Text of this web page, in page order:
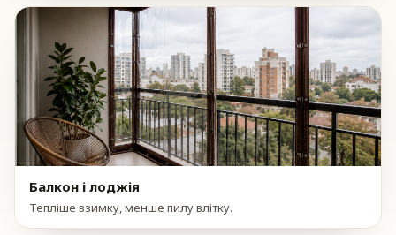
Балкон і лоджія
Тепліше взимку, менше пилу влітку.